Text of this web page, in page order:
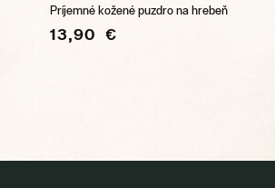
Príjemné kožené puzdro na hrebeň
13,90 €